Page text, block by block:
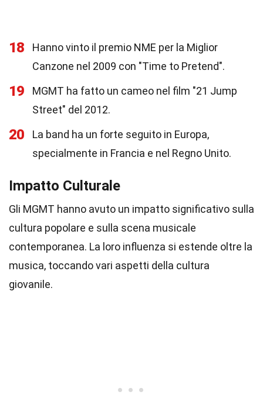
18
Hanno vinto il premio NME per la Miglior
Canzone nel 2009 con "Time to Pretend".
19
MGMT ha fatto un cameo nel film "21 Jump
Street" del 2012.
20
La band ha un forte seguito in Europa,
specialmente in Francia e nel Regno Unito.
Impatto Culturale
Gli MGMT hanno avuto un impatto significativo sulla
cultura popolare e sulla scena musicale
contemporanea. La loro influenza si estende oltre la
musica, toccando vari aspetti della cultura
giovanile.